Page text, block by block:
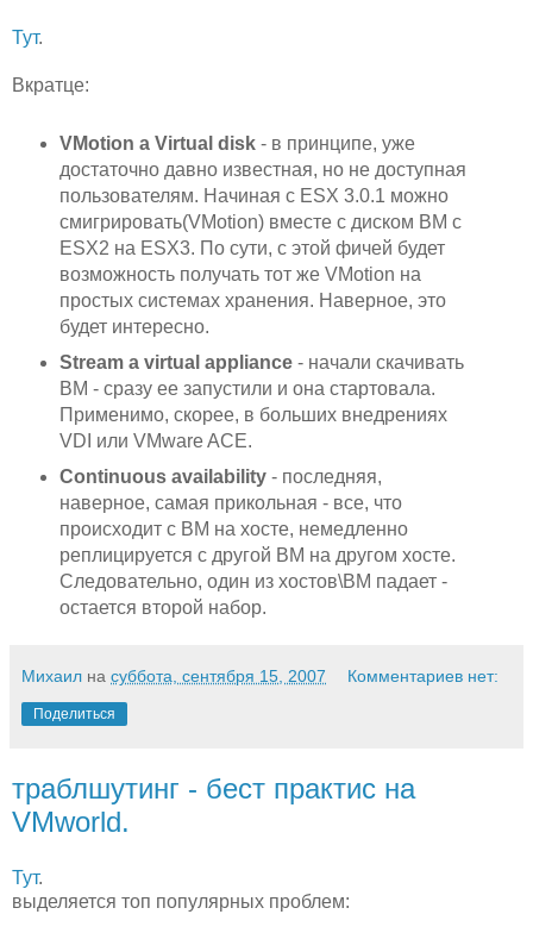
Тут.
Вкратце:
VMotion a Virtual disk- в принципе, уже
достаточно давно известная, но не доступная
пользователям. Начиная с ESX 3.0.1 можно
смигрировать(VMotion) вместе с диском ВМ с
ESX2 на ESX3. По сути, с этой фичей будет
возможность получать тот же VMotion на
простых системах хранения. Наверное, это
будет интересно.
Stream a virtual appliance- начали скачивать
ВМ - сразу ее запустили и она стартовала.
Применимо, скорее, в больших внедрениях
VDI или VMware ACE.
Continuous availability- последняя,
наверное, самая прикольная - все, что
происходит с ВМ на хосте, немедленно
реплицируется с другой ВМ на другом хосте.
Следовательно, один из хостов\ВМ падает -
остается второй набор.
Михаил на суббота, сентября 15, 2007 Комментариев нет:
Поделиться
траблшутинг - бест практис на
VMworld.
Тут.
выделяется топ популярных проблем: